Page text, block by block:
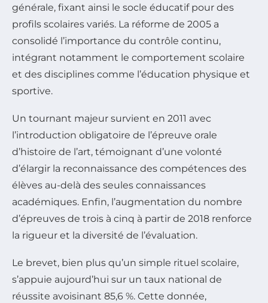
générale, fixant ainsi le socle éducatif pour des
profils scolaires variés. La réforme de 2005 a
consolidé l’importance du contrôle continu,
intégrant notamment le comportement scolaire
et des disciplines comme l’éducation physique et
sportive.
Un tournant majeur survient en 2011 avec
l’introduction obligatoire de l’épreuve orale
d’histoire de l’art, témoignant d’une volonté
d’élargir la reconnaissance des compétences des
élèves au-delà des seules connaissances
académiques. Enfin, l’augmentation du nombre
d’épreuves de trois à cinq à partir de 2018 renforce
la rigueur et la diversité de l’évaluation.
Le brevet, bien plus qu’un simple rituel scolaire,
s’appuie aujourd’hui sur un taux national de
réussite avoisinant 85,6 %. Cette donnée,